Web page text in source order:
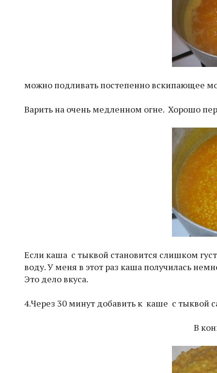
можно подливать постепенно вскипающее
Варить на очень медленном огне. Хорошо
Если каша с тыквой становится слишком
воду. У меня в этот раз каша получилась
Это дело вкуса.
4.Через 30 минут добавить к каше с тыквой
В